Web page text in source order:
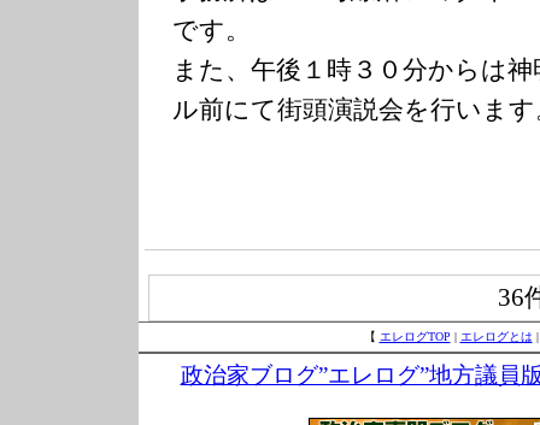
です。
また、午後１時３０分からは
ル前にて街頭演説会を行いま
36
【 エレログTOP | エレログとは
政治家ブログ”エレログ”地方議員